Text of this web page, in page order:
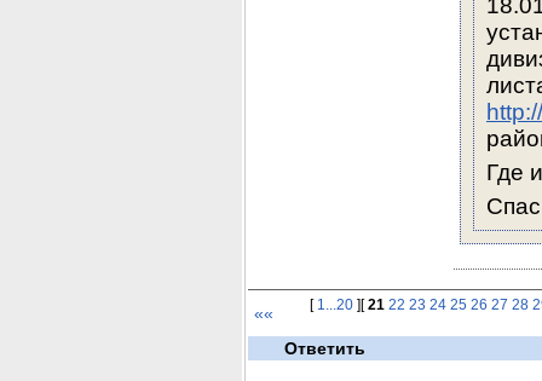
Где
«« [ 1...20][21 22 23 24 25 26 27 28
Ответить